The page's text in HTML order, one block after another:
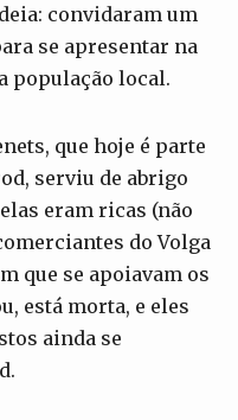
convidaram um
se apresentar na
população local.
que hoje é parte
serviu de abrigo
eram ricas (não
do Volga
que se apoiavam os
está morta, e eles
ainda se